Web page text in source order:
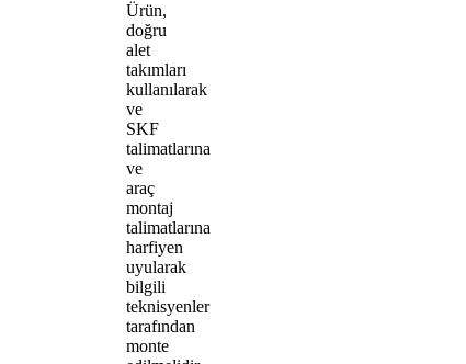
Ürün,
doğru
alet
takımları
kullanılarak
ve
SKF
talimatlarına
ve
araç
montaj
talimatlarına
harfiyen
uyularak
bilgili
teknisyenler
tarafından
monte